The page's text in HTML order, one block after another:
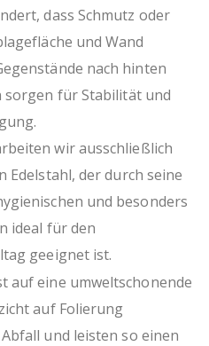
dass Schmutz oder
und Wand
nach hinten
sorgen für Stabilität und
wir ausschließlich
der durch seine
und besonders
ideal für den
geeignet ist.
auf eine umweltschonende
auf Folierung
und leisten so einen